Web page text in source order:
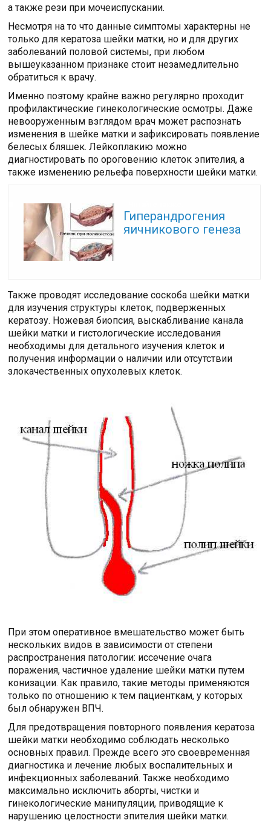
а также рези при мочеиспускании.
Несмотря на то что данные симптомы характерны не
только для кератоза шейки матки, но и для других
заболеваний половой системы, при любом
вышеуказанном признаке стоит незамедлительно
обратиться к врачу.
Именно поэтому крайне важно регулярно проходит
профилактические гинекологические осмотры. Даже
невооруженным взглядом врач может распознать
изменения в шейке матки и зафиксировать появление
белесых бляшек. Лейкоплакию можно
диагностировать по ороговению клеток эпителия, а
также изменению рельефа поверхности шейки матки.
Гиперандрогения
яичникового генеза
Также проводят исследование соскоба шейки матки
для изучения структуры клеток, подверженных
кератозу. Ножевая биопсия, выскабливание канала
шейки матки и гистологические исследования
необходимы для детального изучения клеток и
получения информации о наличии или отсутствии
злокачественных опухолевых клеток.
При этом оперативное вмешательство может быть
нескольких видов в зависимости от степени
распространения патологии: иссечение очага
поражения, частичное удаление шейки матки путем
конизации. Как правило, такие методы применяются
только по отношению к тем пациенткам, у которых
был обнаружен ВПЧ.
Для предотвращения повторного появления кератоза
шейки матки необходимо соблюдать несколько
основных правил. Прежде всего это своевременная
диагностика и лечение любых воспалительных и
инфекционных заболеваний. Также необходимо
максимально исключить аборты, чистки и
гинекологические манипуляции, приводящие к
нарушению целостности эпителия шейки матки.